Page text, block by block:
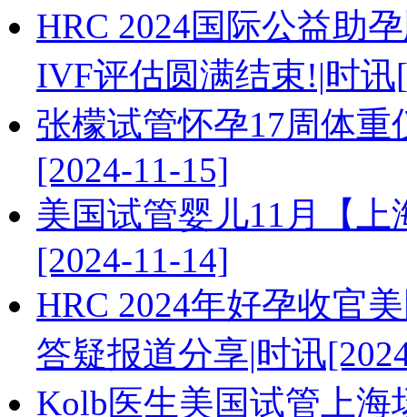
HRC 2024国际公益助
IVF评估圆满结束!|时讯
张檬试管怀孕17周体
[2024-11-15]
美国试管婴儿11月【
[2024-11-14]
HRC 2024年好孕收官
答疑报道分享|时讯
Kolb医生美国试管上海